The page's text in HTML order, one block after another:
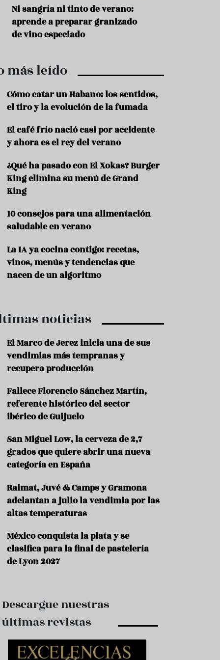
t
o
m
R
e
S
u
d
o
d
o
n
e
s
r
a
n
F
n
Ni sangría ni tinto de verano:
aprende a preparar granizado
de vino especiado
más leído
Cómo catar un Habano: los sentidos,
el tiro y la evolución de la fumada
El café frío nació casi por accidente
y ahora es el rey del verano
¿Qué ha pasado con El Xokas? Burger
King elimina su menú de Grand
King
10 consejos para una alimentación
saludable en verano
La IA ya cocina contigo: recetas,
vinos, menús y tendencias que
nacen de un algoritmo
noticias
El Marco de Jerez inicia una de sus
vendimias más tempranas y
recupera producción
Fallece Florencio Sánchez Martín,
referente histórico del sector
ibérico de Guijuelo
San Miguel Low, la cerveza de 2,7
grados que quiere abrir una nueva
categoría en España
Raimat, Juvé & Camps y Gramona
adelantan a julio la vendimia por las
altas temperaturas
México conquista la plata y se
clasifica para la final de pastelería
de Lyon 2027
Descargue nuestras
últimas revistas